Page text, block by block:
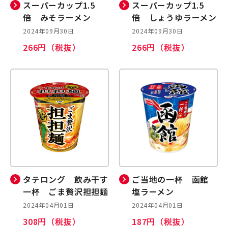
スーパーカップ1.5
倍 みそラーメン
2024年09月30日
266円（税抜）
スーパーカップ1.5
倍 しょうゆラーメン
2024年09月30日
266円（税抜）
タテロング 飲み干す
一杯 ごま贅沢担担麺
2024年04月01日
308円（税抜）
ご当地の一杯 函館
塩ラーメン
2024年04月01日
187円（税抜）